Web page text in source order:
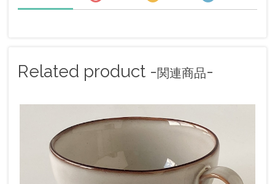
Related product -関連商品-